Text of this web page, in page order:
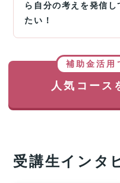
ら自分の考えを発信
たい！
補助金活用
人気コース
受講生インタ